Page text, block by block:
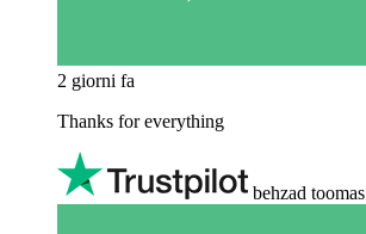
2 giorni fa
Thanks for everything
behzad toomas